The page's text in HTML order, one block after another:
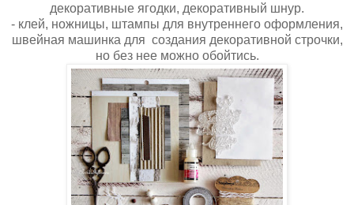
декоративные ягодки, декоративный шнур.
- клей, ножницы, штампы для внутреннего оформления,
швейная машинка для создания декоративной строчки,
но без нее можно обойтись.